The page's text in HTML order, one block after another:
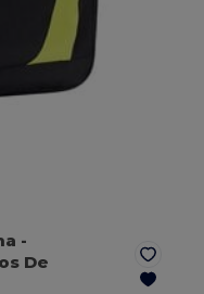
-
De